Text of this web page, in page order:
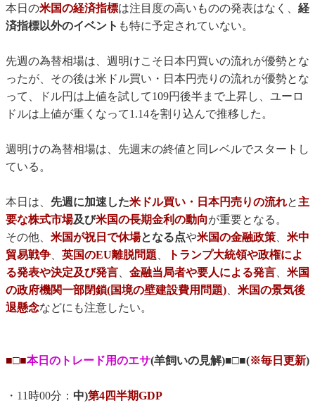
本日の米国の経済指標は注目度の高いものの発表はなく、 経
済指標以外のイベント も特に予定されていない。
先週の為替相場は、週明けこそ日本円買いの流れが優勢とな
ったが、その後は米ドル買い・日本円売りの流れが優勢とな
って、ドル円は上値を試して109円後半まで上昇し、ユーロ
ドルは上値が重くなって1.14を割り込んで推移した。
週明けの為替相場は、先週末の終値と同レベルでスタートし
ている。
本日は、 先週に加速した米ドル買い・日本円売りの流れと主
要な株式市場及び米国の長期金利の動向が重要となる。
その他、 米国が祝日で休場となる点や米国の金融政策、 米中
貿易戦争、 英国のEU離脱問題、
トランプ大統領や政権によ
る発表や決定及び発言、 金融当局者や要人による発言、 米国
の政府機関一部閉鎖(国境の壁建設費用問題)、 米国の景気後
退懸念などにも注意したい。
■□■本日のトレード用のエサ(羊飼いの見解)■□■(※毎日更新)
・11時00分： 中)第4四半期GDP